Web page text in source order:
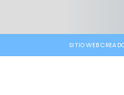
SITIO WEB